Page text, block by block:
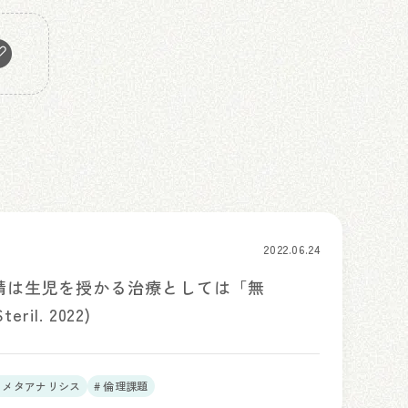
2022.06.24
生児を授かる治療としては「無
2022)
タアナリシス # 倫理課題